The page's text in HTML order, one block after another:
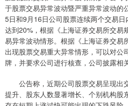
于股票交易异常波动暨严重异常波动的
5日和9月16日公司股票连续两个交易
达到20%，根据《上海证券交易所交易
易异常波动情形。根据《上海证券交易
出现股票交易重大异常情形，可以对公
牌，并要求公司进行核查，公司披露相
公告称，近期公司股票交易呈现出
提升、股东人数显著增长、个别机构股